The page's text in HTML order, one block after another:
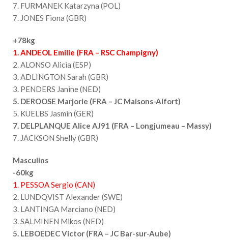
7. FURMANEK Katarzyna (POL)
7. JONES Fiona (GBR)
+78kg
1. ANDEOL Emilie (FRA – RSC Champigny)
2. ALONSO Alicia (ESP)
3. ADLINGTON Sarah (GBR)
3. PENDERS Janine (NED)
5. DEROOSE Marjorie (FRA – JC Maisons-Alfort)
5. KUELBS Jasmin (GER)
7. DELPLANQUE Alice AJ91 (FRA – Longjumeau – Massy)
7. JACKSON Shelly (GBR)
Masculins
-60kg
1. PESSOA Sergio (CAN)
2. LUNDQVIST Alexander (SWE)
3. LANTINGA Marciano (NED)
3. SALMINEN Mikos (NED)
5. LEBOEDEC Victor (FRA – JC Bar-sur-Aube)